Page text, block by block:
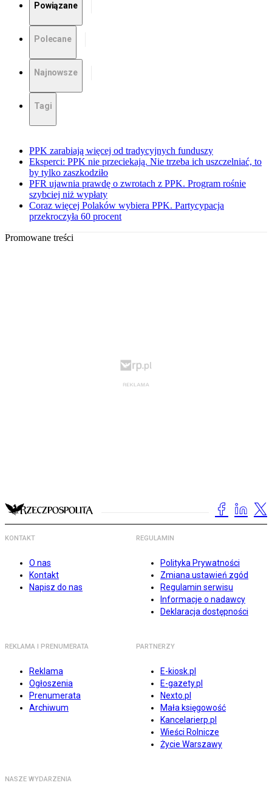
Powiązane
Polecane
Najnowsze
Tagi
PPK zarabiają więcej od tradycyjnych funduszy
Eksperci: PPK nie przeciekają. Nie trzeba ich uszczelniać, to
by tylko zaszkodziło
PFR ujawnia prawdę o zwrotach z PPK. Program rośnie
szybciej niż wypłaty
Coraz więcej Polaków wybiera PPK. Partycypacja
przekroczyła 60 procent
Promowane treści
KONTAKT
O nas
Kontakt
Napisz do nas
REGULAMIN
Polityka Prywatności
Zmiana ustawień zgód
Regulamin serwisu
Informacje o nadawcy
Deklaracja dostępności
REKLAMA I PRENUMERATA
Reklama
Ogłoszenia
Prenumerata
Archiwum
PARTNERZY
E-kiosk.pl
E-gazety.pl
Nexto.pl
Mała księgowość
Kancelarierp.pl
Wieści Rolnicze
Życie Warszawy
NASZE WYDARZENIA